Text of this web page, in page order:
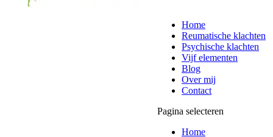
Home
Reumatische klachten
Psychische klachten
Vijf elementen
Blog
Over mij
Contact
Pagina selecteren
Home